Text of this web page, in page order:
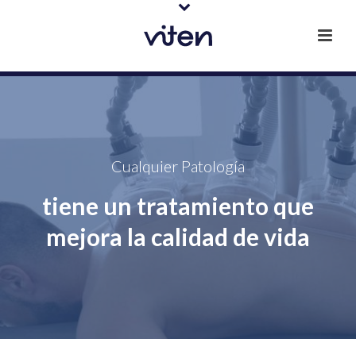
Cualquier Patología
tiene un tratamiento que
mejora la calidad de vida